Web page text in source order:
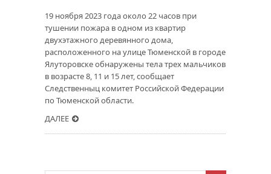
19 ноября 2023 года около 22 часов при
тушении пожара в одном из квартир
двухэтажного деревянного дома,
расположенного на улице Тюменской в городе
Ялуторовске обнаружены тела трех мальчиков
в возрасте 8, 11 и 15 лет, сообщает
Следственныц комитет Российской Федерации
по Тюменской области.
ДАЛЕЕ